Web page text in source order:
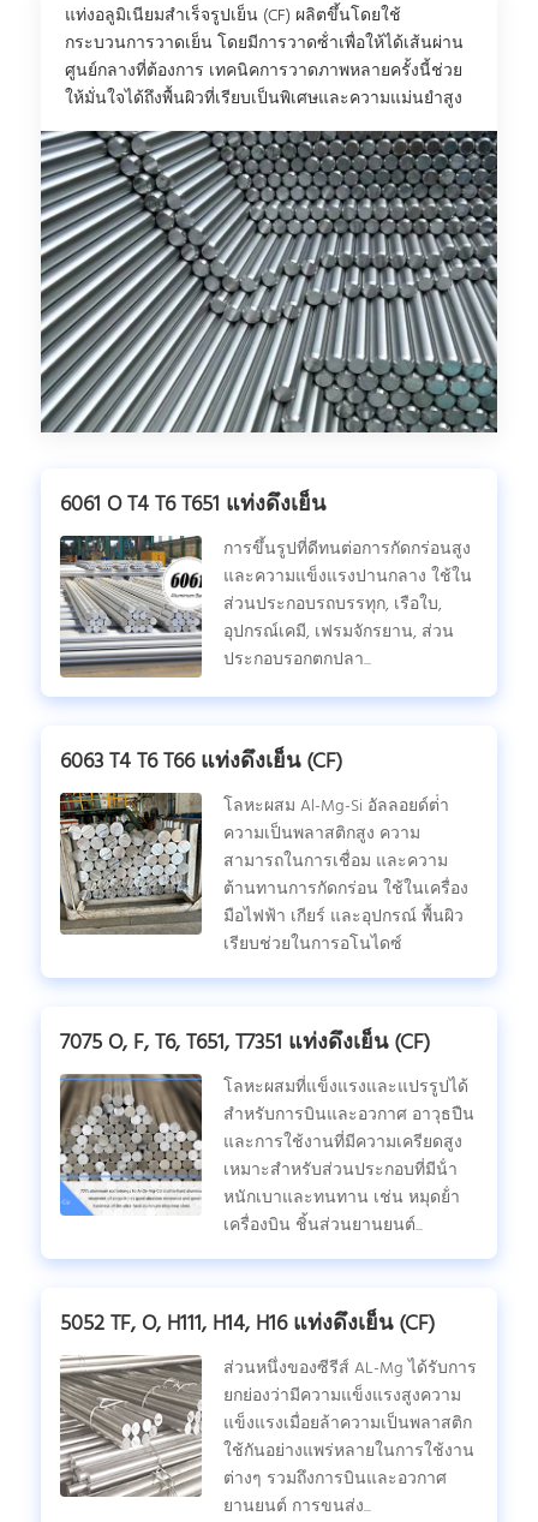
แท่งอลูมิเนียมสําเร็จรูปเย็น (CF) ผลิตขึ้นโดยใช้
กระบวนการวาดเย็น โดยมีการวาดซ้ําเพื่อให้ได้เส้นผ่าน
ศูนย์กลางที่ต้องการ เทคนิคการวาดภาพหลายครั้งนี้ช่วย
ให้มั่นใจได้ถึงพื้นผิวที่เรียบเป็นพิเศษและความแม่นยําสูง
6061 O T4 T6 T651 แท่งดึงเย็น
การขึ้นรูปที่ดีทนต่อการกัดกร่อนสูง
และความแข็งแรงปานกลาง ใช้ใน
ส่วนประกอบรถบรรทุก, เรือใบ,
อุปกรณ์เคมี, เฟรมจักรยาน, ส่วน
ประกอบรอกตกปลา...
6063 T4 T6 T66 แท่งดึงเย็น (CF)
โลหะผสม Al-Mg-Si อัลลอยด์ต่ํา
ความเป็นพลาสติกสูง ความ
สามารถในการเชื่อม และความ
ต้านทานการกัดกร่อน ใช้ในเครื่อง
มือไฟฟ้า เกียร์ และอุปกรณ์ พื้นผิว
เรียบช่วยในการอโนไดซ์
7075 O, F, T6, T651, T7351 แท่งดึงเย็น (CF)
โลหะผสมที่แข็งแรงและแปรรูปได้
สําหรับการบินและอวกาศ อาวุธปืน
และการใช้งานที่มีความเครียดสูง
เหมาะสําหรับส่วนประกอบที่มีน้ํา
หนักเบาและทนทาน เช่น หมุดย้ํา
เครื่องบิน ชิ้นส่วนยานยนต์...
5052 TF, O, H111, H14, H16 แท่งดึงเย็น (CF)
ส่วนหนึ่งของซีรีส์ AL-Mg ได้รับการ
ยกย่องว่ามีความแข็งแรงสูงความ
แข็งแรงเมื่อยล้าความเป็นพลาสติก
ใช้กันอย่างแพร่หลายในการใช้งาน
ต่างๆ รวมถึงการบินและอวกาศ
ยานยนต์ การขนส่ง...